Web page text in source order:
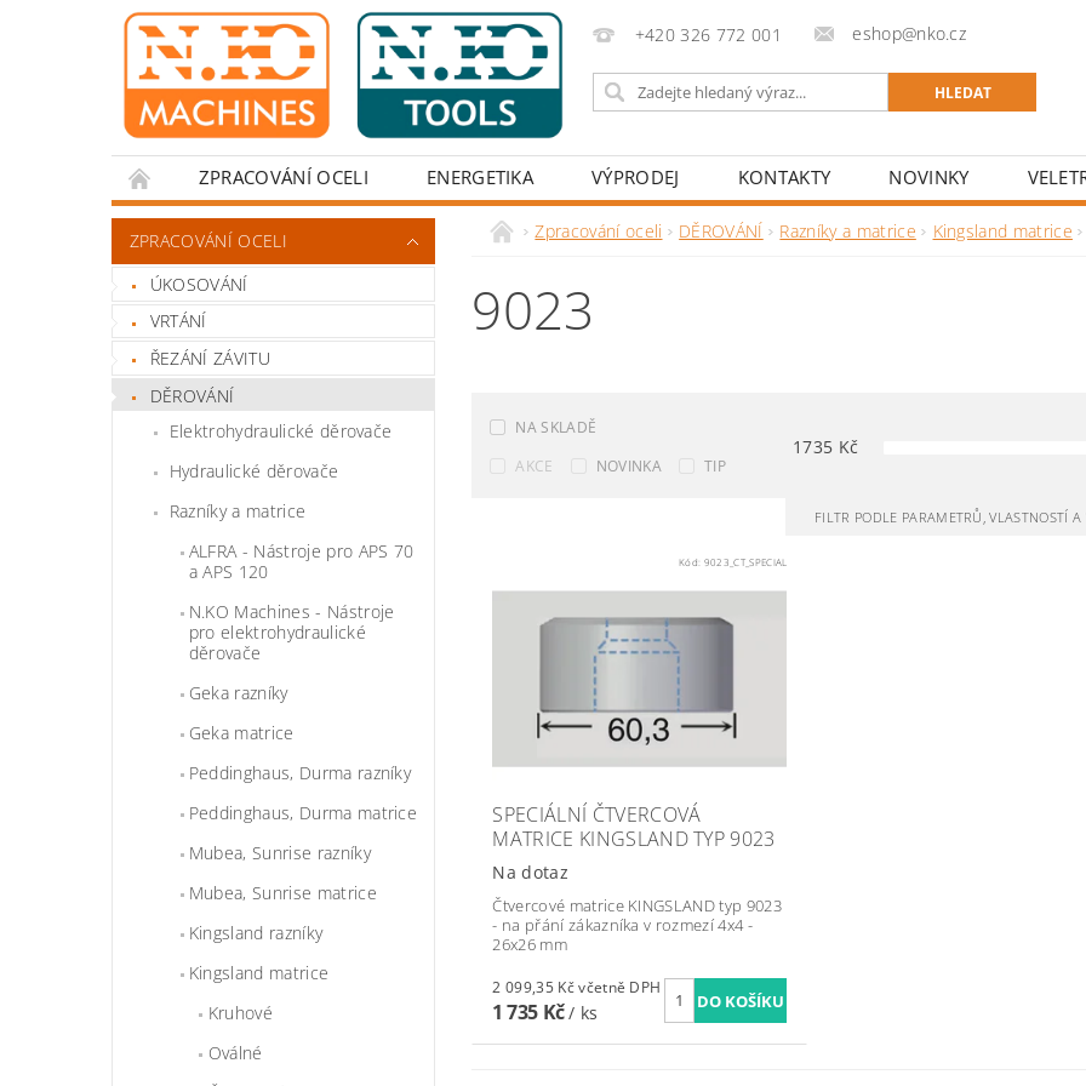
+420 326 772 001 eshop@nko.cz
ZPRACOVÁNÍ OCELI ENERGETIKA VÝPRODEJ KONTAKTY NOVINKY
ZPRACOVÁNÍ OCELI
ÚKOSOVÁNÍ
VRTÁNÍ
ŘEZÁNÍ ZÁVITU
DĚROVÁNÍ
Elektrohydraulické děrovače
Hydraulické děrovače
Razníky a matrice
ALFRA - Nástroje pro APS 70
a APS 120
N.KO Machines - Nástroje
pro elektrohydraulické
děrovače
Geka razníky
Geka matrice
Peddinghaus, Durma razníky
Peddinghaus, Durma matrice
Mubea, Sunrise razníky
Mubea, Sunrise matrice
Kingsland razníky
Kingsland matrice
Kruhové
Oválné
Zpracování oceli DĚROVÁNÍ Razníky a matrice Kingsland matrice
9023
NA SKLADĚ
AKCE
NOVINKA TIP
1735 Kč
FILTR PODLE PARAMETRŮ, VLASTNOSTÍ A
Kód: 9023_CT_SPECIAL
SPECIÁLNÍ ČTVERCOVÁ
MATRICE KINGSLAND TYP 9023
Na dotaz
Čtvercové matrice KINGSLAND typ 9023
- na přání zákazníka v rozmezí 4x4 -
26x26 mm
2 099,35 Kč včetně DPH
1 735 Kč/ ks